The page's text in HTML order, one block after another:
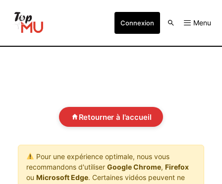
Connexion Menu
Retourner à l'accueil
Pour une expérience optimale, nous vous
recommandons d'utiliser Google Chrome, Firefox
ou Microsoft Edge. Certaines vidéos peuvent ne